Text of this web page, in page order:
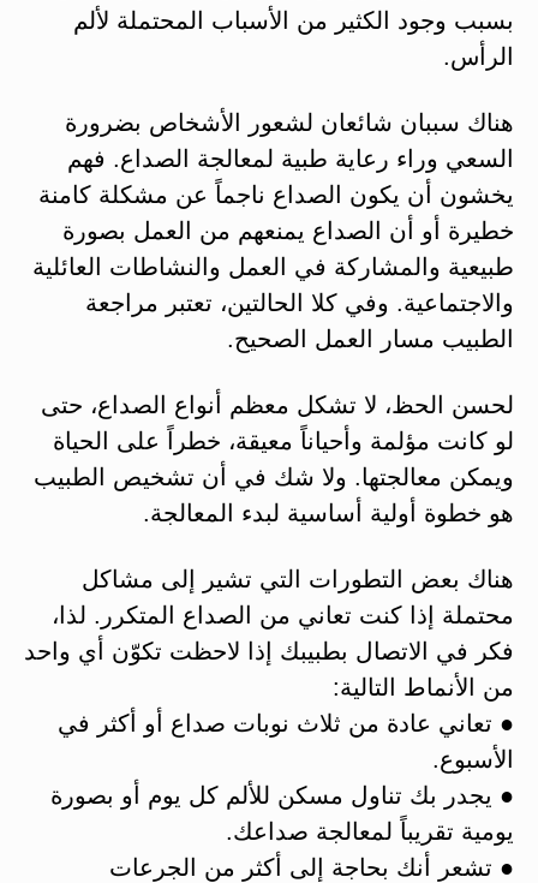
بسبب وجود الكثير من الأسباب المحتملة لألم
الرأس.
هناك سببان شائعان لشعور الأشخاص بضرورة
السعي وراء رعاية طبية لمعالجة الصداع. فهم
يخشون أن يكون الصداع ناجماً عن مشكلة كامنة
خطيرة أو أن الصداع يمنعهم من العمل بصورة
طبيعية والمشاركة في العمل والنشاطات العائلية
والاجتماعية. وفي كلا الحالتين، تعتبر مراجعة
الطبيب مسار العمل الصحيح.
لحسن الحظ، لا تشكل معظم أنواع الصداع، حتى
لو كانت مؤلمة وأحياناً معيقة، خطراً على الحياة
ويمكن معالجتها. ولا شك في أن تشخيص الطبيب
هو خطوة أولية أساسية لبدء المعالجة.
هناك بعض التطورات التي تشير إلى مشاكل
محتملة إذا كنت تعاني من الصداع المتكرر. لذا،
فكر في الاتصال بطبيبك إذا لاحظت تكوّن أي واحد
من الأنماط التالية:
● تعاني عادة من ثلاث نوبات صداع أو أكثر في
الأسبوع.
● يجدر بك تناول مسكن للألم كل يوم أو بصورة
يومية تقريباً لمعالجة صداعك.
● تشعر أنك بحاجة إلى أكثر من الجرعات